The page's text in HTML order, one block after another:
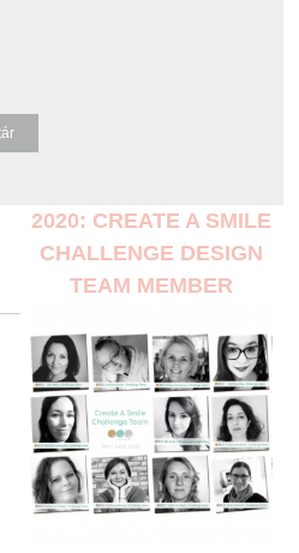
2020: CREATE A SMILE
CHALLENGE DESIGN
TEAM MEMBER